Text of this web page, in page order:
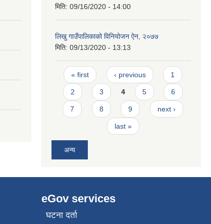
मिति: 09/16/2020 - 14:00
लिखु गाउँपालिकाको विनियोजन ऐन, २०७७
मिति: 09/13/2020 - 13:13
Pages
« first ‹ previous 1
2 3 4 5 6
7 8 9 next ›
last »
अन्य
eGov services
घटना दर्ता